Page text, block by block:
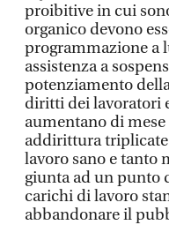
proibitive in cui
organico devono
programmazione a
assistenza a
potenziamento
diritti dei lavoratori
aumentano di
addirittura
lavoro sano e tanto
giunta ad un punto
carichi di lavoro
abbandonare il